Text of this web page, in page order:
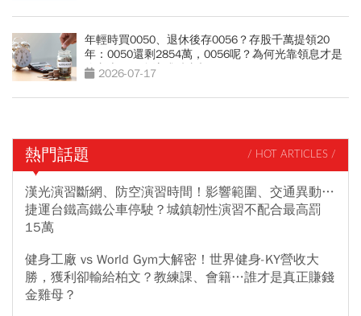
年輕時買0050、退休後存0056？存股千萬提領20
年：0050還剩2854萬，0056呢？為何光靠領息才是
吃老本…現金流殘酷真相
2026-07-17
熱門話題 / HOT ARTICLES /
漢光演習斷網、防空演習時間！影響範圍、交通異動…
捷運台鐵高鐵公車停駛？城鎮韌性演習不配合最高罰
15萬
健身工廠 vs World Gym大解密！世界健身-KY營收大
勝，獲利卻輸給柏文？教練課、會籍…誰才是真正賺錢
金雞母？